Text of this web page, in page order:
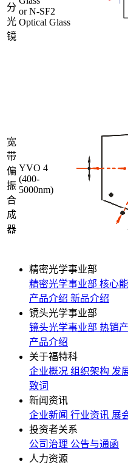
分
光
镜
or N-SF2
Optical Glass
宽
带
偏
振
合
成
器
YVO 4
(400-
5000nm)
精密光学事业部
精密光学事业部 核心
产品介绍 新品介绍
镜头光学事业部
镜头光学事业部 热销
产品介绍
关于福特科
企业概况 组织架构 发
致词
新闻资讯
企业新闻 行业资讯 展
投资者关系
公司治理 公告与通函
人力资源